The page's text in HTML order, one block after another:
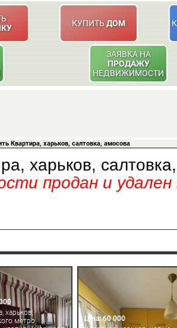
КУПИТЬДОМ
ЗАЯВКА НА
ПРОДАЖУ
НЕДВИЖИМОСТИ
Квартира, харьков, салтовка, амосова
харьков,
продан и удален
харьков,
метро,
Ціна: 60 000